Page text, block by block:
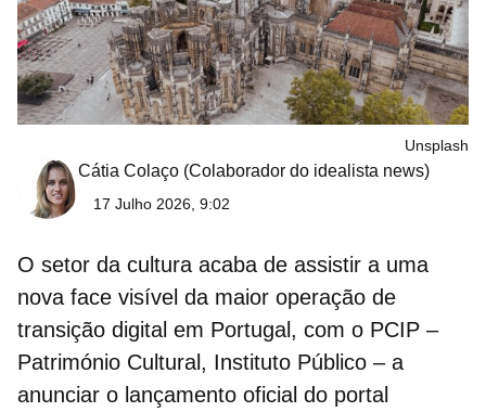
Unsplash
Cátia Colaço (Colaborador do idealista news)
17 Julho 2026, 9:02
O setor da cultura acaba de assistir a uma
nova face visível da maior operação de
transição digital em Portugal, com o PCIP –
Património Cultural, Instituto Público – a
anunciar o lançamento oficial do portal